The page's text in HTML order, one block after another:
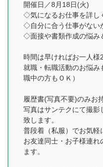
開催日／8月18日(火)
◇気になるお仕事を詳し
◇自分に合う仕事がない
◇面接や書類作成の悩
時間は早ければお一人様
就職・転職活動のお悩
職中の方もＯＫ）
履歴書(写真不要)のみお
写真はサンテクにて撮影
致します。
普段着（私服）でお気軽
お友達同士・お子様連
ます。